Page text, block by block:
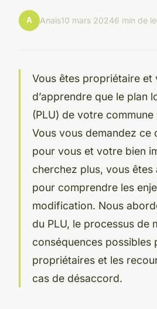
A Anaïs10 mars 20246 min de
Vous êtes propriétaire et
d’apprendre que le plan
(PLU) de votre
Vous vous demandez ce
pour vous et votre bien
cherchez plus, vous êtes
pour comprendre les
modification. Nous
du PLU, le processus de
conséquences possibles
propriétaires et les
cas de désaccord.